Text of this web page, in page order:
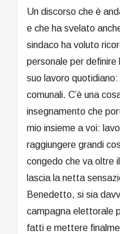
Un discorso che è
e che ha svelato
sindaco ha voluto
personale per definire
suo lavoro
comunali. C’è una
insegnamento che
mio insieme a voi:
raggiungere grandi
congedo che va oltre
lascia la netta
Benedetto, si sia
campagna elettorale
fatti e mettere